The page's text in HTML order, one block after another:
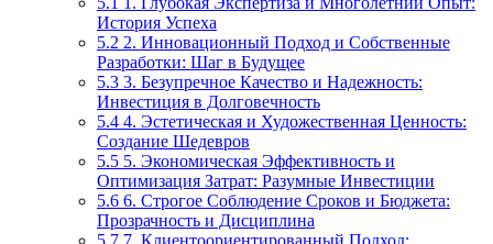
История Успеха
5.2 2. Инновационный Подход и Собственные
Разработки: Шаг в Будущее
5.3 3. Безупречное Качество и Надежность:
Инвестиция в Долговечность
5.4 4. Эстетическая и Художественная Ценность:
Создание Шедевров
5.5 5. Экономическая Эффективность и
Оптимизация Затрат: Разумные Инвестиции
5.6 6. Строгое Соблюдение Сроков и Бюджета:
Прозрачность и Дисциплина